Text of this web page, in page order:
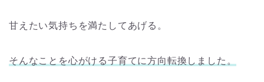
甘えたい気持ちを満たしてあげる。
そんなことを心がける子育てに方向転換しました。